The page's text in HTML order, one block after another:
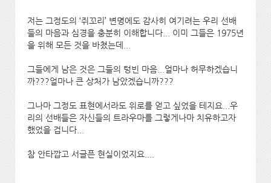
저는 그정도의 ‘쥐꼬리’ 변명에도 감사히 여기려는 우리 선배
들의 마음과 심경을 충분히 이해합니다... 이미 그들은 1975년
을 위해 모든 것을 바쳤는데...
그들에게 남은 것은 그들의 텅빈 마음...얼마나 허무하겠습니
까???얼마나 큰 상처가 남았겠습니까???
그나마 그정도 표현에서라도 위로를 얻고 싶었을 테지요...우
리의 선배들은 자신들의 트라우마를 그렇게나마 치유하고자
했었을 겁니다...
참 안타깝고 서글픈 현실이었지요....